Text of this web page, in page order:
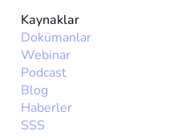
Kaynaklar
Dokümanlar
Webinar
Podcast
Blog
Haberler
SSS